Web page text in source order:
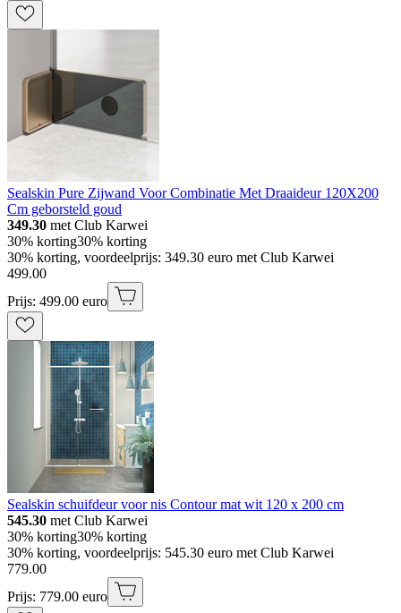
Sealskin Pure Zijwand Voor Combinatie Met Draaideur 120X200
Cm geborsteld goud
349.30 met Club Karwei
30% korting30% korting
30% korting, voordeelprijs: 349.30 euro met Club Karwei
499.00
Prijs: 499.00 euro
Sealskin schuifdeur voor nis Contour mat wit 120 x 200 cm
545.30 met Club Karwei
30% korting30% korting
30% korting, voordeelprijs: 545.30 euro met Club Karwei
779.00
Prijs: 779.00 euro